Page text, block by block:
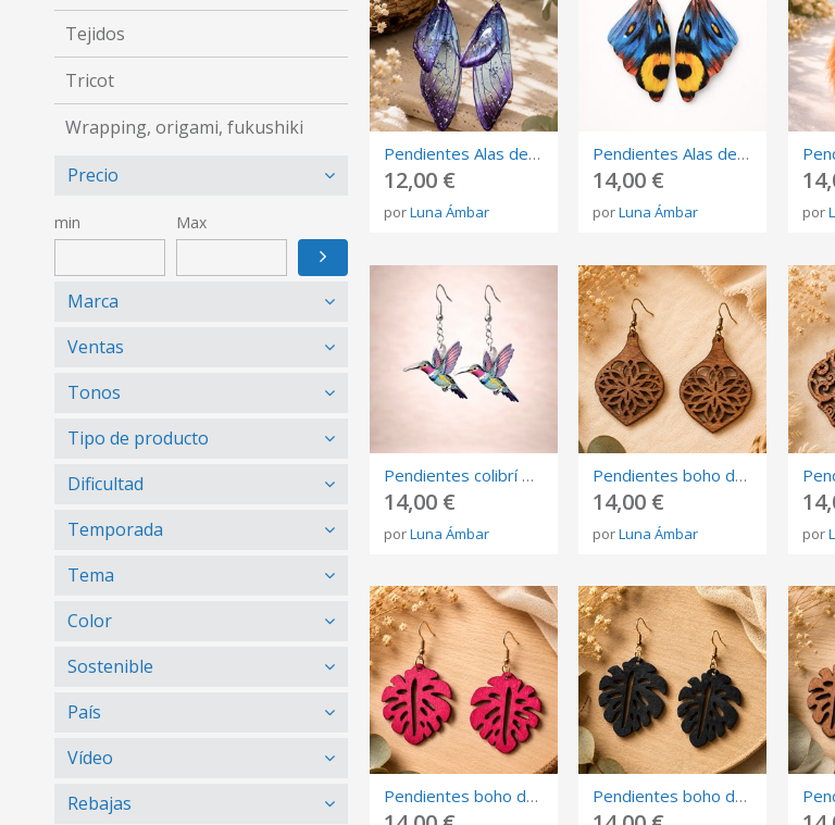
Tejidos
Tricot
Wrapping, origami, fukushiki
Precio
min Max
Marca
Ventas
Tonos
Tipo de producto
Dificultad
Temporada
Tema
Color
Sostenible
País
Vídeo
Rebajas
Pendientes Alas de Fantasía Violeta en Resina Artesanal
12,00 €
porLuna Ámbar
Pendientes Alas de Mariposa Azul Real
14,00 €
porLuna Ámbar por
Pendientes colibrí multicolor
14,00 €
porLuna Ámbar
Pendientes boho de madera calados con mandala floral
14,00 €
porLuna Ámbar por
Pendientes boho de madera con hoja monstera roja Pendientes boho de madera con hoja monstera negra